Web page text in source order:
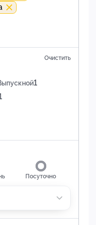
Очистить
1
Посуточно